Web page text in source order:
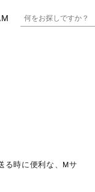
る時に便利な、Mサ